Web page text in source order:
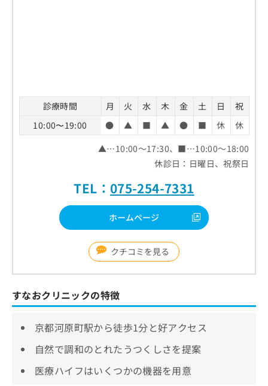
診療時間 月 火 水 木 金 土 日
祝
10:00〜19:00
● ▲ ■ ▲ ● ■ 休
休
▲…10:00～17:30、■…10:00～18:00
休診日：日曜日、祝祭日
TEL： 075-254-7331
ホームページ
クチコミを見る
すなおクリニックの特徴
京都河原町駅から徒歩1分と好アクセス
自然で調和のとれたうつくしさを提案
医療ハイフはいくつかの機器を用意